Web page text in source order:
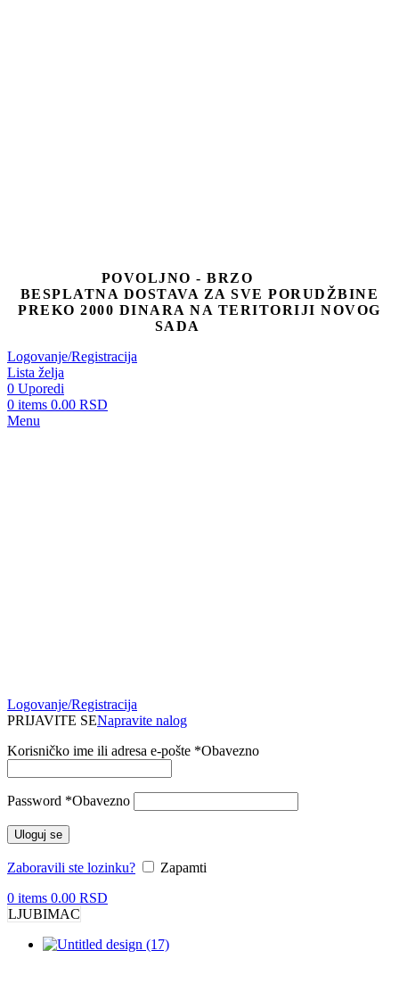
POVOLJNO - BRZO
BESPLATNA DOSTAVA ZA SVE PORUDŽBINE
PREKO 2000 DINARA NA TERITORIJI NOVOG
SADA
Logovanje/Registracija
Lista želja
0 Uporedi
0 items 0.00 RSD
Menu
Logovanje/Registracija
PRIJAVITE SENapravite nalog
Korisničko ime ili adresa e-pošte *Obavezno
Password *Obavezno
Uloguj se
Zaboravili ste lozinku?
Zapamti
0 items 0.00 RSD
LJUBIMAC